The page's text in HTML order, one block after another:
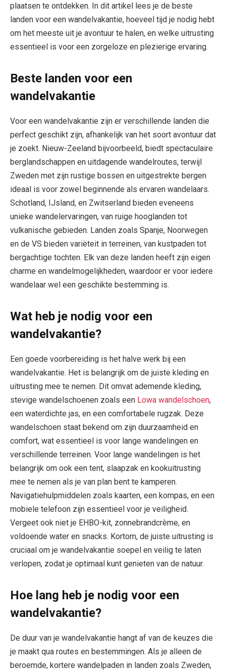
plaatsen te ontdekken. In dit artikel lees je de beste
landen voor een wandelvakantie, hoeveel tijd je nodig hebt
om het meeste uit je avontuur te halen, en welke uitrusting
essentieel is voor een zorgeloze en plezierige ervaring.
Beste landen voor een
wandelvakantie
Voor een wandelvakantie zijn er verschillende landen die
perfect geschikt zijn, afhankelijk van het soort avontuur dat
je zoekt. Nieuw-Zeeland bijvoorbeeld, biedt spectaculaire
berglandschappen en uitdagende wandelroutes, terwijl
Zweden met zijn rustige bossen en uitgestrekte bergen
ideaal is voor zowel beginnende als ervaren wandelaars.
Schotland, IJsland, en Zwitserland bieden eveneens
unieke wandelervaringen, van ruige hooglanden tot
vulkanische gebieden. Landen zoals Spanje, Noorwegen
en de VS bieden variëteit in terreinen, van kustpaden tot
bergachtige tochten. Elk van deze landen heeft zijn eigen
charme en wandelmogelijkheden, waardoor er voor iedere
wandelaar wel een geschikte bestemming is.
Wat heb je nodig voor een
wandelvakantie?
Een goede voorbereiding is het halve werk bij een
wandelvakantie. Het is belangrijk om de juiste kleding en
uitrusting mee te nemen. Dit omvat ademende kleding,
stevige wandelschoenen zoals een Lowa wandelschoen,
een waterdichte jas, en een comfortabele rugzak. Deze
wandelschoen staat bekend om zijn duurzaamheid en
comfort, wat essentieel is voor lange wandelingen en
verschillende terreinen. Voor lange wandelingen is het
belangrijk om ook een tent, slaapzak en kookuitrusting
mee te nemen als je van plan bent te kamperen.
Navigatiehulpmiddelen zoals kaarten, een kompas, en een
mobiele telefoon zijn essentieel voor je veiligheid.
Vergeet ook niet je EHBO-kit, zonnebrandcrème, en
voldoende water en snacks. Kortom, de juiste uitrusting is
cruciaal om je wandelvakantie soepel en veilig te laten
verlopen, zodat je optimaal kunt genieten van de natuur.
Hoe lang heb je nodig voor een
wandelvakantie?
De duur van je wandelvakantie hangt af van de keuzes die
je maakt qua routes en bestemmingen. Als je alleen de
beroemde, kortere wandelpaden in landen zoals Zweden,